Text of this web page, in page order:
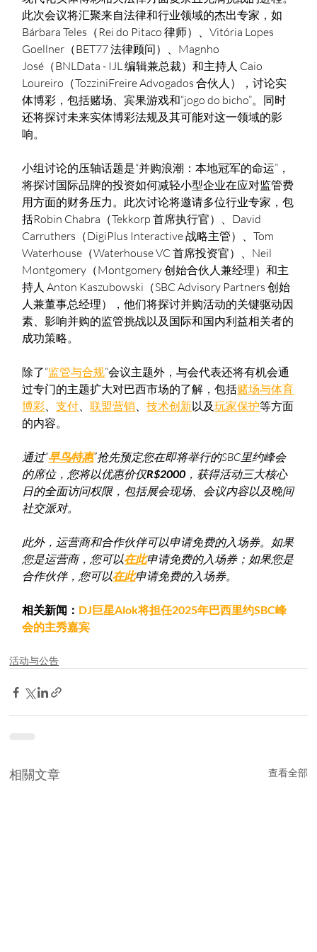
此次会议将汇聚来自法律和行业领域的杰出专家，如
Bárbara Teles（Rei do Pitaco 律师）、Vitória Lopes
Goellner（BET77 法律顾问）、Magnho
José（BNLData - IJL 编辑兼总裁）和主持人 Caio
Loureiro（TozziniFreire Advogados 合伙人），讨论实
体博彩，包括赌场、宾果游戏和“jogo do bicho”。同时
还将探讨未来实体博彩法规及其可能对这一领域的影
响。
小组讨论的压轴话题是“并购浪潮：本地冠军的命运”，
将探讨国际品牌的投资如何减轻小型企业在应对监管费
用方面的财务压力。此次讨论将邀请多位行业专家，包
括Robin Chabra（Tekkorp 首席执行官）、David
Carruthers（DigiPlus Interactive 战略主管）、Tom
Waterhouse（Waterhouse VC 首席投资官）、Neil
Montgomery（Montgomery 创始合伙人兼经理）和主
持人 Anton Kaszubowski（SBC Advisory Partners 创始
人兼董事总经理），他们将探讨并购活动的关键驱动因
素、影响并购的监管挑战以及国际和国内利益相关者的
成功策略。
除了“监管与合规”会议主题外，与会代表还将有机会通
过专门的主题扩大对巴西市场的了解，包括赌场与体育
博彩、支付、联盟营销、技术创新以及玩家保护等方面
的内容。
通过“早鸟特惠”抢先预定您在即将举行的SBC里约峰会
的席位，您将以优惠价仅R$2000 ，获得活动三大核心
日的全面访问权限，包括展会现场、会议内容以及晚间
社交派对。
此外，运营商和合作伙伴可以申请免费的入场券。如果
您是运营商，您可以在此申请免费的入场券；如果您是
合作伙伴，您可以在此申请免费的入场券。
相关新闻： DJ巨星Alok将担任2025年巴西里约SBC峰
会的主秀嘉宾
活动与公告
相關文章 查看全部